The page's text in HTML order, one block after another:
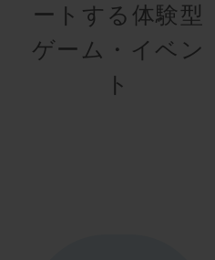
ートする体験型
ゲーム・イベン
ト